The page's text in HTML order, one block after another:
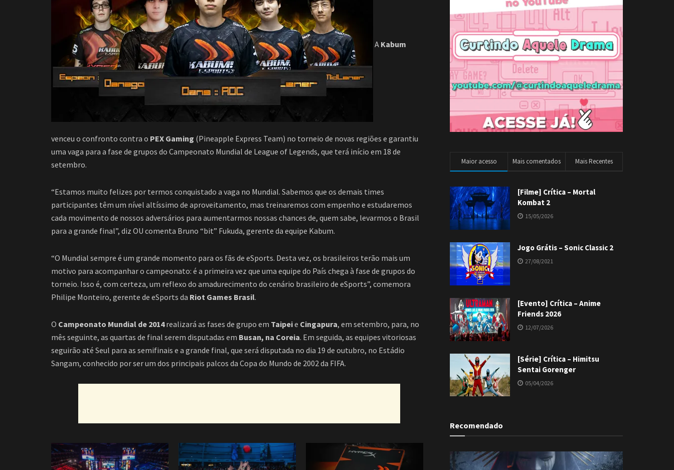
A Kabum
venceu o confronto contra o PEX Gaming (Pineapple Express Team) no torneio de novas regiões e garantiu
uma vaga para a fase de grupos do Campeonato Mundial de League of Legends, que terá início em 18 de
setembro.
“Estamos muito felizes por termos conquistado a vaga no Mundial. Sabemos que os demais times
participantes têm um nível altíssimo de aproveitamento, mas treinaremos com empenho e estudaremos
cada movimento de nossos adversários para aumentarmos nossas chances de, quem sabe, levarmos o Brasil
para a grande final”, diz OU comenta Bruno “bit” Fukuda, gerente da equipe Kabum.
“O Mundial sempre é um grande momento para os fãs de eSports. Desta vez, os brasileiros terão mais um
motivo para acompanhar o campeonato: é a primeira vez que uma equipe do País chega à fase de grupos do
torneio. Isso é, com certeza, um reflexo do amadurecimento do cenário brasileiro de eSports”, comemora
Philipe Monteiro, gerente de eSports da Riot Games Brasil.
O Campeonato Mundial de 2014realizará as fases de grupo em Taipeie Cingapura, em setembro, para, no
mês seguinte, as quartas de final serem disputadas em Busan, na Coreia. Em seguida, as equipes vitoriosas
seguirão até Seul para as semifinais e a grande final, que será disputada no dia 19 de outubro, no Estádio
Sangam, conhecido por ser um dos principais palcos da Copa do Mundo de 2002 da FIFA.
Maior acesso Mais comentados Mais Recentes
[Filme] Crítica – Mortal
Kombat 2
15/05/2026
Jogo Grátis – Sonic Classic 2
27/08/2021
[Evento] Crítica – Anime
Friends 2026
12/07/2026
[Série] Crítica – Himitsu
Sentai Gorenger
05/04/2026
Recomendado